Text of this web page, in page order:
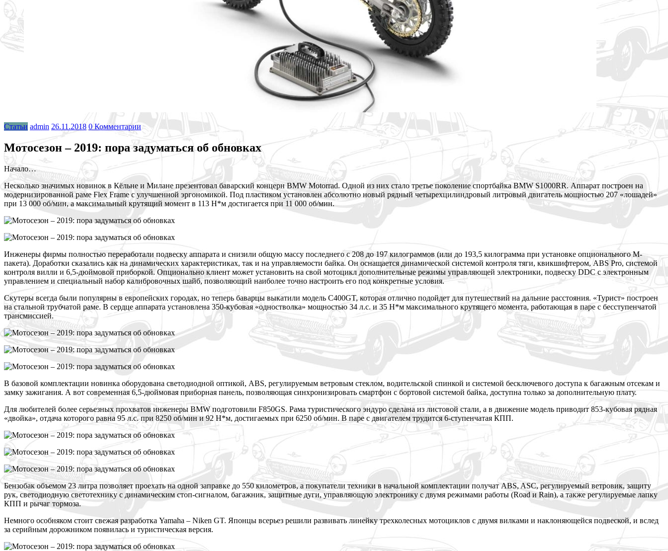
Статьи admin 26.11.2018 0 Комментарии
Мотосезон – 2019: пора задуматься об обновках
Начало…
Несколько значимых новинок в Кёльне и Милане презентовал баварский концерн BMW Motorrad. Одной из них стало третье поколение спортбайка BMW S1000RR. Аппарат построен на
модернизированной раме Flex Frame с улучшенной эргономикой. Под пластиком установлен абсолютно новый рядный четырехцилиндровый литровый двигатель мощностью 207 «лошадей»
при 13 000 об/мин, а максимальный крутящий момент в 113 Н*м достигается при 11 000 об/мин.
Инженеры фирмы полностью переработали подвеску аппарата и снизили общую массу последнего с 208 до 197 килограммов (или до 193,5 килограмма при установке опционального М-
пакета). Доработки сказались как на динамических характеристиках, так и на управляемости байка. Он оснащается динамической системой контроля тяги, квикшифтером, ABS Pro, системой
контроля вилли и 6,5-дюймовой приборкой. Опционально клиент может установить на свой мотоцикл дополнительные режимы управляющей электроники, подвеску DDC с электронным
управлением и специальный набор калибровочных шайб, позволяющий наиболее точно настроить его под конкретные условия.
Скутеры всегда были популярны в европейских городах, но теперь баварцы выкатили модель C400GT, которая отлично подойдет для путешествий на дальние расстояния. «Турист» построен
на стальной трубчатой раме. В сердце аппарата установлена 350-кубовая «одностволка» мощностью 34 л.с. и 35 Н*м максимального крутящего момента, работающая в паре с бесступенчатой
трансмиссией.
В базовой комплектации новинка оборудована светодиодной оптикой, ABS, регулируемым ветровым стеклом, водительской спинкой и системой бесключевого доступа к багажным отсекам и
замку зажигания. А вот современная 6,5-дюймовая приборная панель, позволяющая синхронизировать смартфон с бортовой системой байка, доступна только за дополнительную плату.
Для любителей более серьезных прохватов инженеры BMW подготовили F850GS. Рама туристического эндуро сделана из листовой стали, а в движение модель приводит 853-кубовая рядная
«двойка», отдача которого равна 95 л.с. при 8250 об/мин и 92 Н*м, достигаемых при 6250 об/мин. В паре с двигателем трудится 6-ступенчатая КПП.
Бензобак объемом 23 литра позволяет проехать на одной заправке до 550 километров, а покупатели техники в начальной комплектации получат ABS, ASC, регулируемый ветровик, защиту
рук, светодиодную светотехнику с динамическим стоп-сигналом, багажник, защитные дуги, управляющую электронику с двумя режимами работы (Road и Rain), а также регулируемые лапку
КПП и рычаг тормоза.
Немного особняком стоит свежая разработка Yamaha – Niken GT. Японцы всерьез решили развивать линейку трехколесных мотоциклов с двумя вилками и наклоняющейся подвеской, и вслед
за серийным дорожником появилась и туристическая версия.